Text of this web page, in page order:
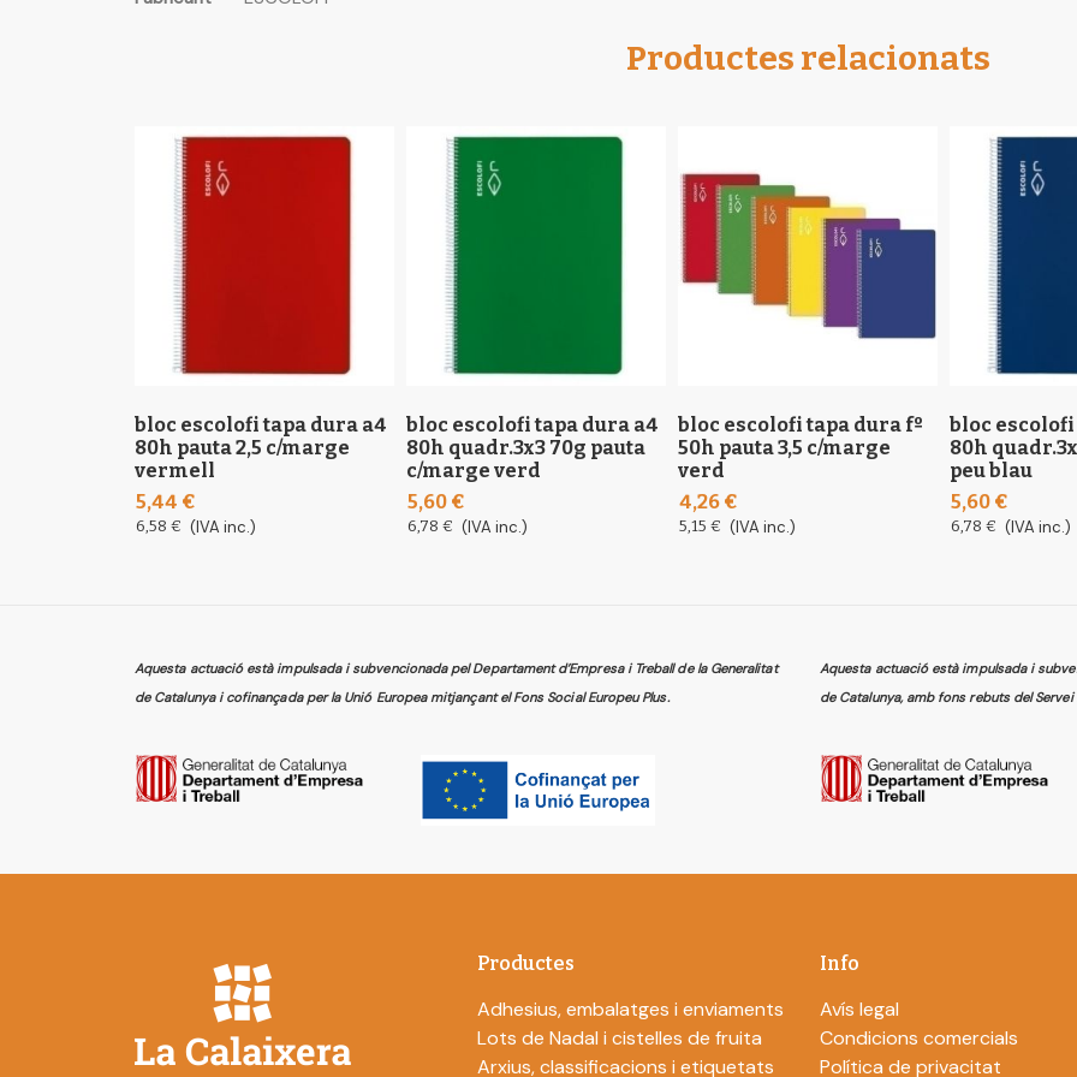
the
Productes relacionats
bloc escolofi tapa dura a4
80h pauta 2,5 c/marge
vermell
5,44 €
6,58 € (IVA inc.)
bloc escolofi tapa dura a4
80h quadr.3x3 70g pauta
c/marge verd
5,60 €
6,78 € (IVA inc.)
bloc escolofi tapa dura fº
50h pauta 3,5 c/marge
verd
4,26 €
5,15 € (IVA inc.)
bloc
80h
peu blau
5,60 €
6,78 € (IVA inc.)
Aquesta actuació està impulsada i subvencionada pel Departament d’Empresa i Treball de la Generalitat
de Catalunya i cofinançada per la Unió Europea mitjançant el Fons Social Europeu Plus.
Aquesta actuació està impulsada i
de Catalunya, amb fons rebuts del Servei
Productes
Adhesius, embalatges i enviaments
Lots de Nadal i cistelles de fruita
Arxius, classificacions i etiquetats
Info
Avís legal
Condicions comercials
Política de privacitat